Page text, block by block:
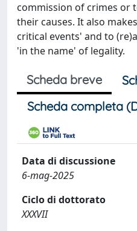
commission of crimes or
their causes. It also
critical events' and to
'in the name' of legality.
Scheda breve
Scheda completa
Data di discussione
6-mag-2025
Ciclo di dottorato
XXXVII